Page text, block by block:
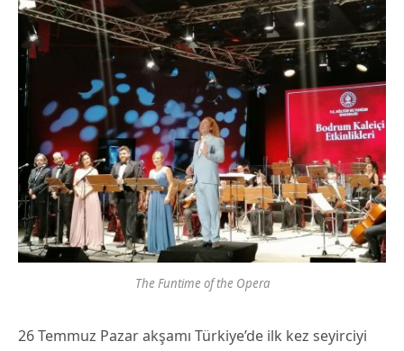
The Funtime of the Opera
26 Temmuz Pazar akşamı Türkiye’de ilk kez seyirciyi